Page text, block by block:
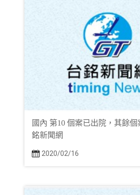
國內 第10 個案已出院，其餘
銘新聞網
2020/02/16